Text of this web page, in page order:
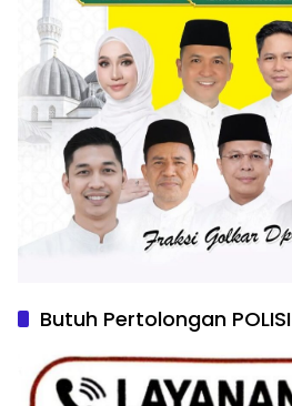
Butuh Pertolongan POLISI